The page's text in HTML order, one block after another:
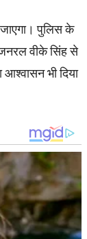
पुलिस के
जनरल वीके सिंह से
भी दिया